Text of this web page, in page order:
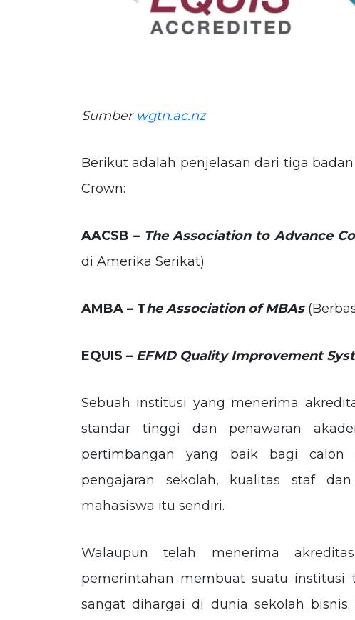
Sumber wgtn.ac.nz
Berikut adalah penjelasan dari tiga
Crown:
AACSB – The Association to Advance
di Amerika Serikat)
AMBA – The Association of MBAs
EQUIS – EFMD Quality Improvement
Sebuah institusi yang menerima
standar tinggi dan penawaran
pertimbangan yang baik bagi calon
pengajaran sekolah, kualitas staf
mahasiswa itu sendiri.
Walaupun telah menerima
pemerintahan membuat suatu institusi
sangat dihargai di dunia sekolah